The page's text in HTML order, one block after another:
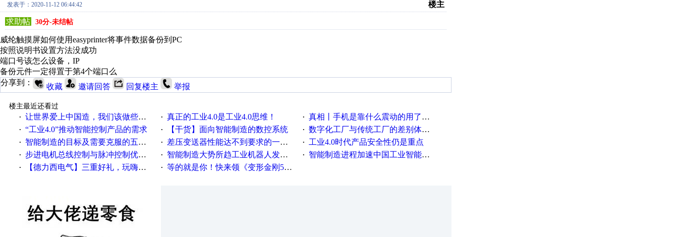
发表于：2020-11-12 06:44:42
楼主
求助帖
30分-未结帖
威纶触摸屏如何使用easyprinter将事件数据备份到PC
按照说明书设置方法没成功
端口号该怎么设备，IP
备份元件一定得置于第4个端口么
分享到：
收藏 邀请回答 回复楼主 举报
楼主最近还看过
· 让世界爱上中国造，我们该做些什么 · 真正的工业4.0是工业4.0思维！ · 真相丨手机是靠什么震动的用了这么多年才知道！
· “工业4.0”推动智能控制产品的需求 · 【干货】面向智能制造的数控系统 · 数字化工厂与传统工厂的差别体现在哪里？
· 智能制造的目标及需要克服的五个障碍 · 差压变送器性能达不到要求的一些因素 · 工业4.0时代产品安全性仍是重点
· 步进电机总线控制与脉冲控制优缺点 · 智能制造大势所趋工业机器人发展迅猛 · 智能制造进程加速中国工业智能化之路发展趋势明显
· 【德力西电气】三重好礼，玩嗨夏日！ · 等的就是你！快来领《变形金刚5》观影券